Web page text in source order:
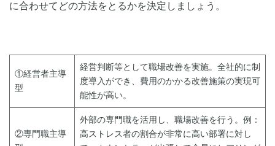
に合わせてどの方法をとるかを決定しましょう。
①経営者主導
型
経営判断等として職場改善を実施。全社的に制
度導入ができ、費用のかかる改善施策の実現可
能性が高い。
②専門職主導
外部の専門職を活用し、職場改善を行う。例：
高ストレス者の割合が非常に高い部署に対し